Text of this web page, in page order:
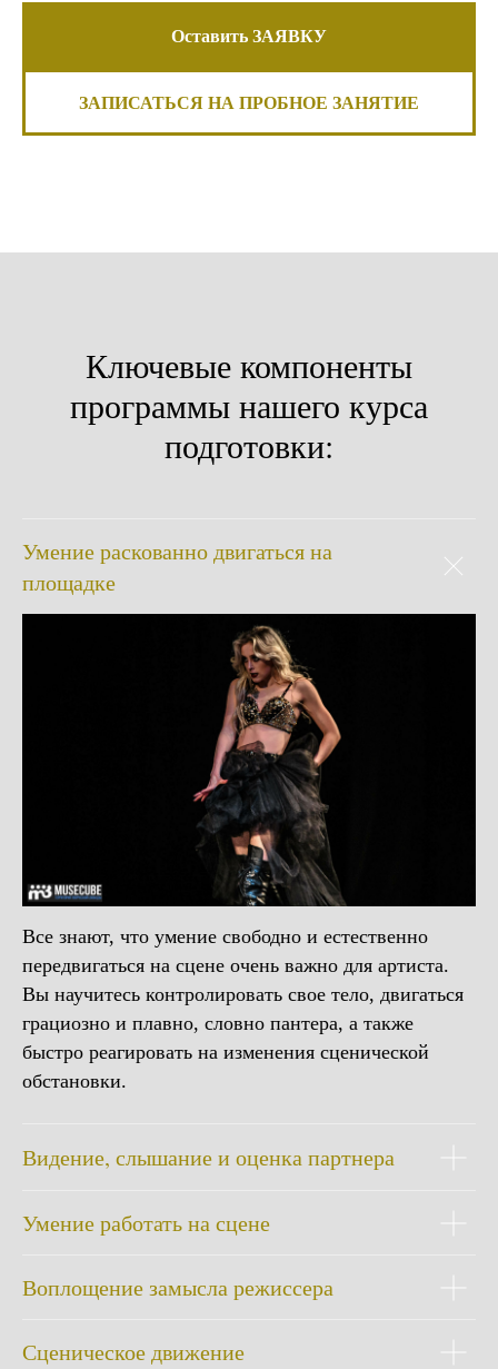
Оставить ЗАЯВКУ
ЗАПИСАТЬСЯ НА ПРОБНОЕ ЗАНЯТИЕ
Ключевые компоненты
программы нашего курса
подготовки:
Умение раскованно двигаться на
площадке
Все знают, что умение свободно и естественно
передвигаться на сцене очень важно для артиста.
Вы научитесь контролировать свое тело, двигаться
грациозно и плавно, словно пантера, а также
быстро реагировать на изменения сценической
обстановки.
Видение, слышание и оценка партнера
Умение работать на сцене
Воплощение замысла режиссера
Сценическое движение